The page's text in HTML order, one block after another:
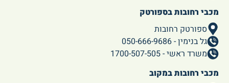
מכבי רחובות בספורטק
ספורטק רחובות
גל בנימין - 050-666-9686
משרד ראשי - 1700-507-505
מכבי רחובות במקוב